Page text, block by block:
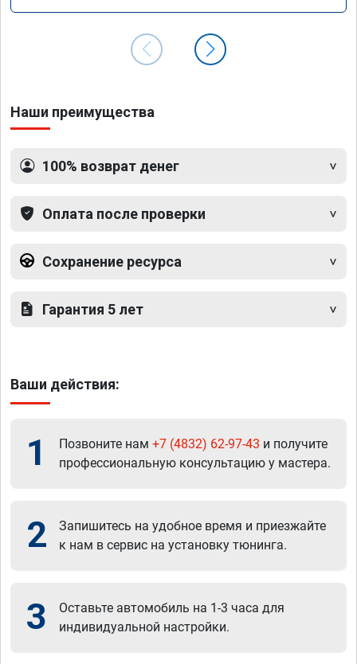
Наши преимущества
100% возврат денег
Оплата после проверки
Сохранение ресурса
Гарантия 5 лет
Ваши действия:
1 Позвоните нам +7 (4832) 62-97-43 и получите
профессиональную консультацию у мастера.
2
Запишитесь на удобное время и приезжайте
к нам в сервис на установку тюнинга.
3
Оставьте автомобиль на 1-3 часа для
индивидуальной настройки.